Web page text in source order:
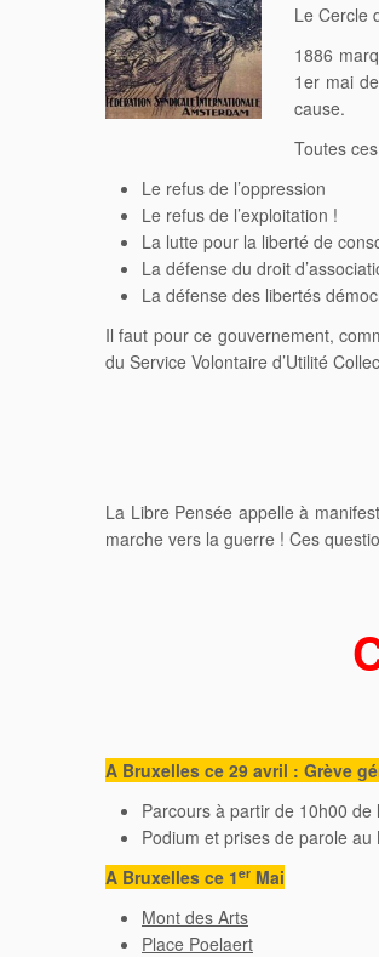
Le Cercle
1886
1er mai
cause.
Toutes
Le refus de l’oppression
Le refus de l’exploitation !
La lutte pour la liberté de
La défense du droit
La défense des libertés
Il faut pour ce gouvernement,
du Service Volontaire d’Utilité
La Libre Pensée appelle à
marche vers la guerre ! Ces
A Bruxelles ce 29 avril : Grève
Parcours à partir de 10h00
Podium et prises de parole au
A Bruxelles ce 1er Mai
Mont des Arts
Place Poelaert